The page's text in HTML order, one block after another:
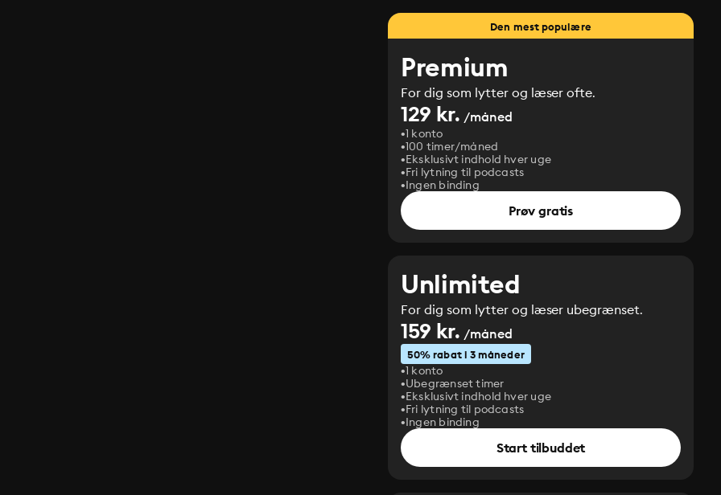
Den mest populære
Premium
For dig som lytter og læser ofte.
129 kr. /måned
1 konto
100 timer/måned
Eksklusivt indhold hver uge
Fri lytning til podcasts
Ingen binding
Prøv gratis
Unlimited
For dig som lytter og læser ubegrænset.
159 kr. /måned
50% rabat i 3 måneder
1 konto
Ubegrænset timer
Eksklusivt indhold hver uge
Fri lytning til podcasts
Ingen binding
Start tilbuddet